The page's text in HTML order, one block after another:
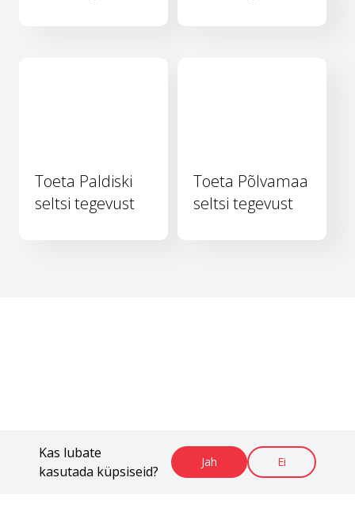
Kas lubate
kasutada küpsiseid?
Jah Ei
Toeta Paldiski
seltsi tegevust
Toeta Põlvamaa
seltsi tegevust